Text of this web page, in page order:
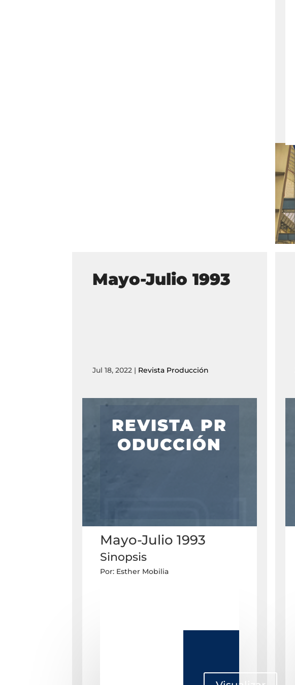
Mayo-Julio 1993
Jul 18, 2022 | Revista Producción
REVISTA PR
ODUCCIÓN
Mayo-Julio 1993
Sinopsis
Por: Esther Mobilia